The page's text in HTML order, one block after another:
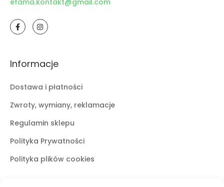
efama.kontakt@gmail.com
Informacje
Dostawa i płatności
Zwroty, wymiany, reklamacje
Regulamin sklepu
Polityka Prywatności
Polityka plików cookies